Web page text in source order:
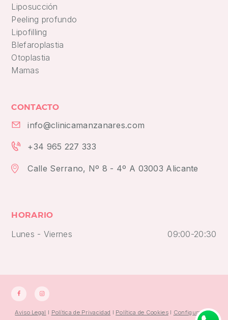
Liposucción
Peeling profundo
Lipofilling
Blefaroplastia
Otoplastia
Mamas
CONTACTO
info@clinicamanzanares.com
+34 965 227 333
Calle Serrano, Nº 8 - 4º A 03003 Alicante
HORARIO
Lunes - Viernes
09:00-20:30
Aviso Legal I Política de Privacidad I Política de CookiesI Configuración